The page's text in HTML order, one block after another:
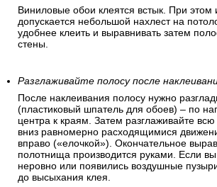
Виниловые обои клеятся встык. При этом
допускается небольшой нахлест на
удобнее клеить и выравнивать затем
стены.
Разглаживайте полосу после
После наклеивания полосу нужно
(пластиковый шпатель для обоев) – по
центра к краям. Затем разглаживайте
вниз равномерно расходящимися
вправо («елочкой»). Окончательное
полотнища производится руками. Если
неровно или появились воздушные
до высыхания клея.